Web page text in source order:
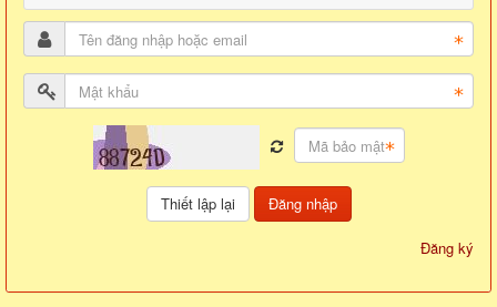
Đăng nhập
Đăng ký